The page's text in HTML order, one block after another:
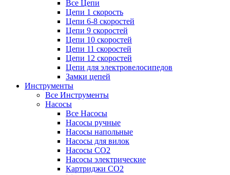
Все Цепи
Цепи 1 скорость
Цепи 6-8 скоростей
Цепи 9 скоростей
Цепи 10 скоростей
Цепи 11 скоростей
Цепи 12 скоростей
Цепи для электровелосипедов
Замки цепей
Инструменты
Все Инструменты
Насосы
Все Насосы
Насосы ручные
Насосы напольные
Насосы для вилок
Насосы CO2
Насосы электрические
Картриджи CO2